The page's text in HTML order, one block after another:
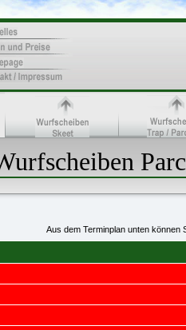
Aus dem Terminplan unten können